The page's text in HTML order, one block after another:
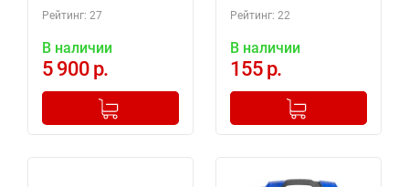
Рейтинг: 27
В наличии
5 900 р.
+
Добавлено в корзину
Jonnesway GM-02PM
Рейтинг: 22
В наличии
155 р.
+
Добавлено в корзину